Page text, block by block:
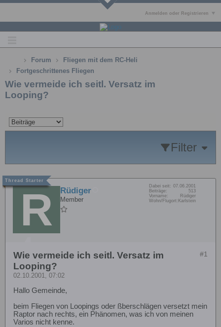
Anmelden oder Registrieren
Forum
Fliegen mit dem RC-Heli
Fortgeschrittenes Fliegen
Wie vermeide ich seitl. Versatz im
Looping?
Filter
Rüdiger
Member
Dabei seit: 07.06.2001
Beiträge:
513
Vorname:
Rüdiger
Wohn/Flugort: Karlstein
#1
Wie vermeide ich seitl. Versatz im
Looping?
02.10.2001, 07:02
Hallo Gemeinde,
beim Fliegen von Loopings oder ßberschlägen versetzt mein
Raptor nach rechts, ein Phänomen, was ich von meinen
Varios nicht kenne.